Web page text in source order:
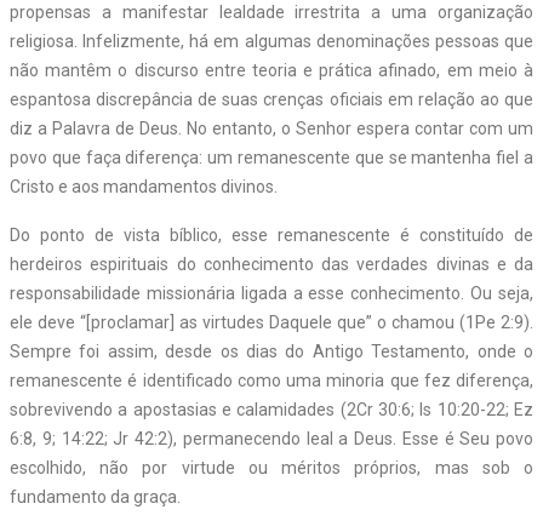
propensas a manifestar lealdade irrestrita a uma organização
religiosa. Infelizmente, há em algumas denominações pessoas que
não mantêm o discurso entre teoria e prática afinado, em meio à
espantosa discrepância de suas crenças oficiais em relação ao que
diz a Palavra de Deus. No entanto, o Senhor espera contar com um
povo que faça diferença: um remanescente que se mantenha fiel a
Cristo e aos mandamentos divinos.
Do ponto de vista bíblico, esse remanescente é constituído de
herdeiros espirituais do conhecimento das verdades divinas e da
responsabilidade missionária ligada a esse conhecimento. Ou seja,
ele deve “[proclamar] as virtudes Daquele que” o chamou (1Pe 2:9).
Sempre foi assim, desde os dias do Antigo Testamento, onde o
remanescente é identificado como uma minoria que fez diferença,
sobrevivendo a apostasias e calamidades (2Cr 30:6; Is 10:20-22; Ez
6:8, 9; 14:22; Jr 42:2), permanecendo leal a Deus. Esse é Seu povo
escolhido, não por virtude ou méritos próprios, mas sob o
fundamento da graça.